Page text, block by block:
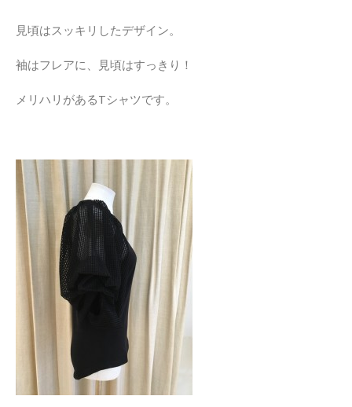
見頃はスッキリしたデザイン。
袖はフレアに、見頃はすっきり！
メリハリがあるTシャツです。